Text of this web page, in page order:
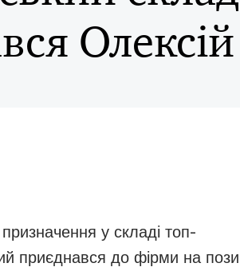
у складі топ-
приєднався до фірми на